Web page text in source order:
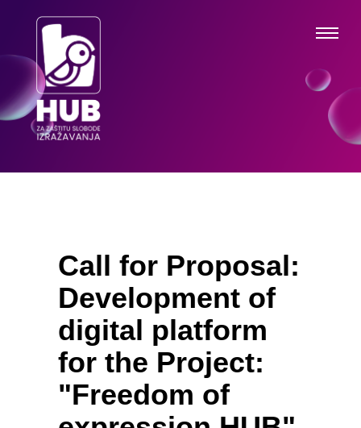
Call for Proposal:
Development of
digital platform
for the Project:
"Freedom of